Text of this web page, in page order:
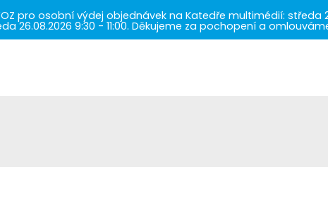
pro osobní výdej objednávek na Katedře multimédií: středa
26.08.2026 9:30 - 11:00. Děkujeme za pochopení a